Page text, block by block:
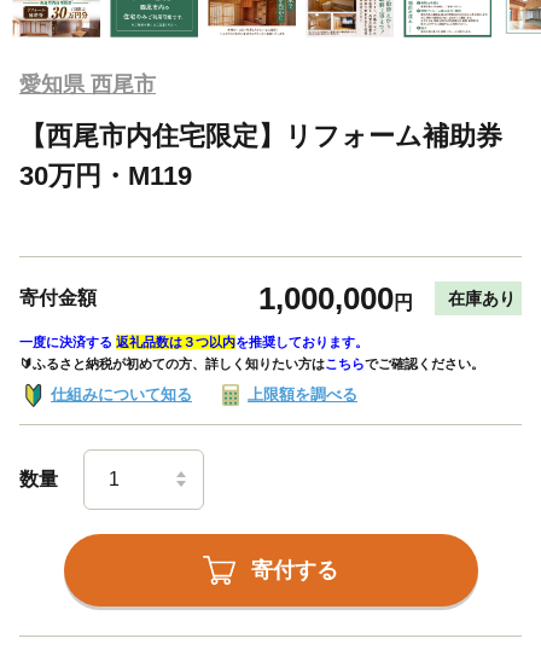
愛知県 西尾市
【西尾市内住宅限定】リフォーム補助券
30万円・M119
寄付金額 1,000,000円 在庫あり
一度に決済する 返礼品数は３つ以内を推奨しております。
🔰ふるさと納税が初めての方、詳しく知りたい方はこちらでご確認ください。
仕組みについて知る 上限額を調べる
数量
寄付する